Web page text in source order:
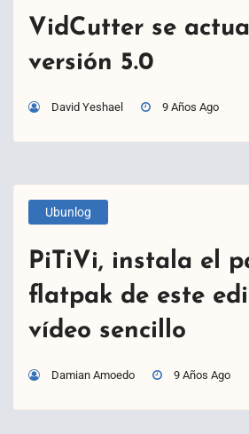
VidCutter se
versión 5.0
David Yeshael 9 Años Ago
Ubunlog
PiTiVi, instala el
flatpak de este
vídeo sencillo
Damian Amoedo 9 Años Ago